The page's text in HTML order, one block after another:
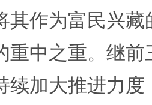
其作为富民兴
重中之重。继
续加大推进力